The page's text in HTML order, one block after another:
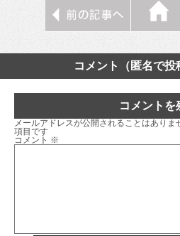
コメント（匿名で投
コメントを
メールアドレスが公開されることはありま
項目です
コメント ※